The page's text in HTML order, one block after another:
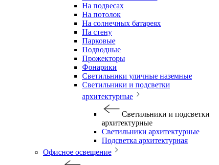
На подвесах
На потолок
На солнечных батареях
На стену
Парковые
Подводные
Прожекторы
Фонарики
Светильники уличные наземные
Светильники и подсветки
архитектурные
Светильники и подсветки
архитектурные
Светильники архитектурные
Подсветка архитектурная
Офисное освещение